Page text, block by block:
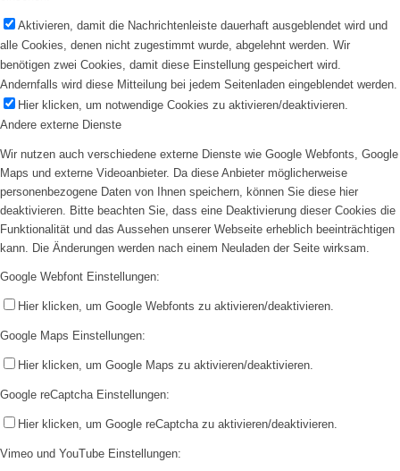
Aktivieren, damit die Nachrichtenleiste dauerhaft ausgeblendet wird und
alle Cookies, denen nicht zugestimmt wurde, abgelehnt werden. Wir
benötigen zwei Cookies, damit diese Einstellung gespeichert wird.
Andernfalls wird diese Mitteilung bei jedem Seitenladen eingeblendet werden.
Hier klicken, um notwendige Cookies zu aktivieren/deaktivieren.
Andere externe Dienste
Wir nutzen auch verschiedene externe Dienste wie Google Webfonts, Google
Maps und externe Videoanbieter. Da diese Anbieter möglicherweise
personenbezogene Daten von Ihnen speichern, können Sie diese hier
deaktivieren. Bitte beachten Sie, dass eine Deaktivierung dieser Cookies die
Funktionalität und das Aussehen unserer Webseite erheblich beeinträchtigen
kann. Die Änderungen werden nach einem Neuladen der Seite wirksam.
Google Webfont Einstellungen:
Hier klicken, um Google Webfonts zu aktivieren/deaktivieren.
Google Maps Einstellungen:
Hier klicken, um Google Maps zu aktivieren/deaktivieren.
Google reCaptcha Einstellungen:
Hier klicken, um Google reCaptcha zu aktivieren/deaktivieren.
Vimeo und YouTube Einstellungen: